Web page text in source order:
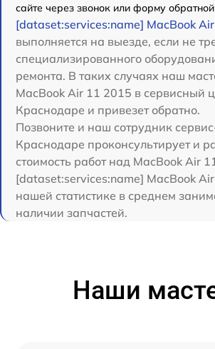
сайте через звонок или форму обратной
[dataset:services:name] MacBook
выполняется на выезде, если не
специализированного
ремонта. В таких случаях наш
MacBook Air 11 2015 в сервисный
Краснодаре и привезет обратно.
Позвоните и наш сотрудник
Краснодаре проконсультирует и
стоимость работ над MacBook Air
[dataset:services:name] MacBook
нашей статистике в среднем
наличии запчастей.
Наши